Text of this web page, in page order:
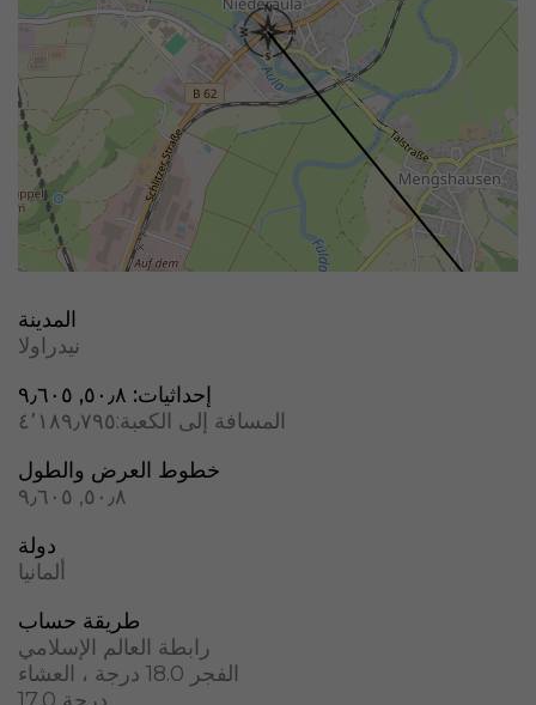
المدينة
نیدراولا
إحداثيات: ٥٠٫٨, ٩٫٦٠٥
المسافة إلى الكعبة:٤٬١٨٩٫٧٩٥
خطوط العرض والطول
٥٠٫٨, ٩٫٦٠٥
دولة
ألمانيا
طريقة حساب
رابطة العالم الإسلامي
الفجر 18.0 درجة ، العشاء